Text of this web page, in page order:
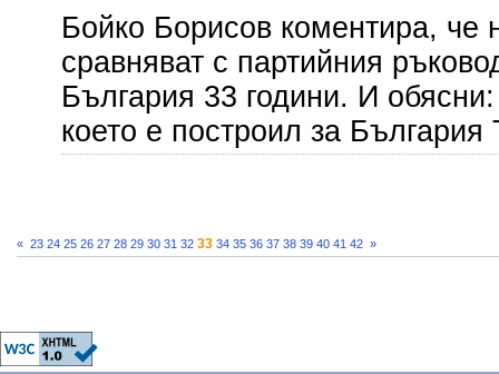
Бойко Борисов коментира, че
сравняват с партийния
България 33 години. И
което е построил за
« 23 24 25 26 27 28 29 30 31 32 33 34 35 36 37 38 39 40 41 42 »